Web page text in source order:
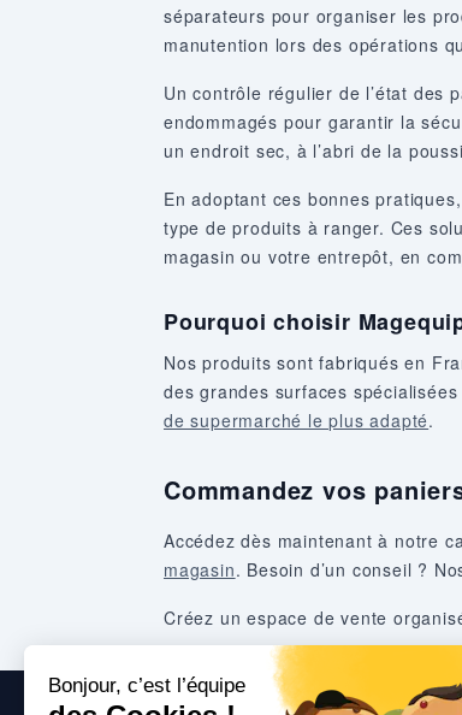
séparateurs pour organiser les
manutention lors des opérations
Un contrôle régulier de l’état des
endommagés pour garantir la
un endroit sec, à l’abri de la
En adoptant ces bonnes
type de produits à ranger. Ces
magasin ou votre entrepôt, en
Pourquoi choisir
Nos produits sont fabriqués en
des grandes surfaces
de supermarché le plus adapté.
Commandez vos
Accédez dès maintenant à notre
magasin. Besoin d’un conseil ?
Créez un espace de vente